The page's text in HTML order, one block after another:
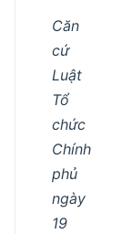
Căn
cứ
Luật
Tổ
chức
Chính
phủ
ngày
19